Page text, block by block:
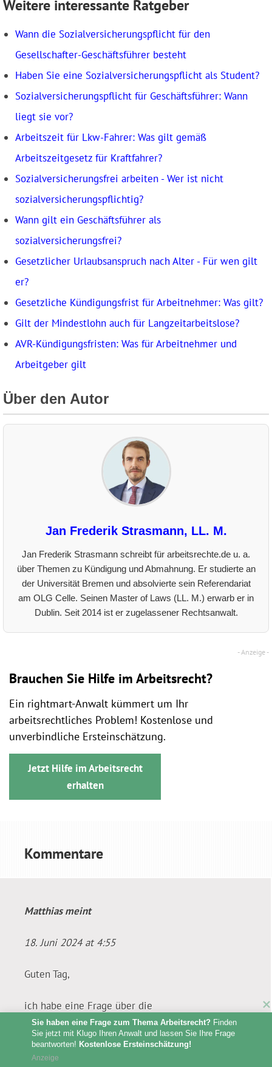
Weitere interessante Ratgeber
Wann die Sozialversicherungspflicht für den
Gesellschafter-Geschäftsführer besteht
Haben Sie eine Sozialversicherungspflicht als Student?
Sozialversicherungspflicht für Geschäftsführer: Wann
liegt sie vor?
Arbeitszeit für Lkw-Fahrer: Was gilt gemäß
Arbeitszeitgesetz für Kraftfahrer?
Sozialversicherungsfrei arbeiten - Wer ist nicht
sozialversicherungspflichtig?
Wann gilt ein Geschäftsführer als
sozialversicherungsfrei?
Gesetzlicher Urlaubsanspruch nach Alter - Für wen gilt
er?
Gesetzliche Kündigungsfrist für Arbeitnehmer: Was gilt?
Gilt der Mindestlohn auch für Langzeitarbeitslose?
AVR-Kündigungsfristen: Was für Arbeitnehmer und
Arbeitgeber gilt
Über den Autor
Jan Frederik Strasmann, LL. M.
Jan Frederik Strasmann schreibt für arbeitsrechte.de u. a.
über Themen zu Kündigung und Abmahnung. Er studierte an
der Universität Bremen und absolvierte sein Referendariat
am OLG Celle. Seinen Master of Laws (LL. M.) erwarb er in
Dublin. Seit 2014 ist er zugelassener Rechtsanwalt.
Brauchen Sie Hilfe im Arbeitsrecht?
Ein rightmart-Anwalt kümmert um Ihr
arbeitsrechtliches Problem! Kostenlose und
unverbindliche Ersteinschätzung.
Jetzt Hilfe im Arbeitsrecht
erhalten
Kommentare
Matthiasmeint
18. Juni 2024 at 4:55
Guten Tag,
ich habe eine Frage über die
Sozialversicherungen bei Schwerbehinderten die
in Werkstätten arbeiten. Sie bekommen
wesentlich weniger als den Mindestlohn, sind
Sie haben eine Frage zum Thema Arbeitsrecht? Finden
Sie jetzt mit Klugo Ihren Anwalt und lassen Sie Ihre Frage
beantworten! Kostenlose Ersteinschätzung!
Anzeige